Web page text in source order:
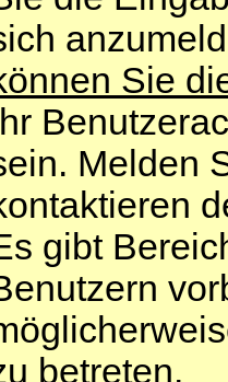
Sie
Melden
gibt
betreten.